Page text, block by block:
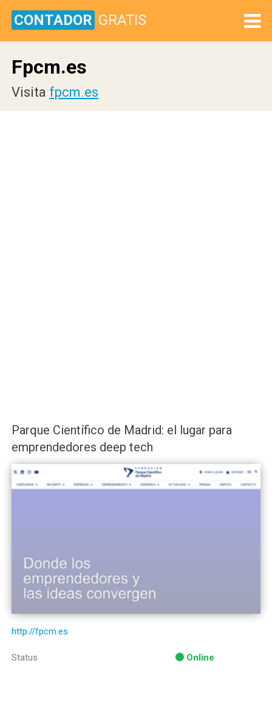
CONTADOR GRATIS
Fpcm.es
Visita fpcm.es
Parque Científico de Madrid: el lugar para
emprendedores deep tech
http://fpcm.es
Status Online